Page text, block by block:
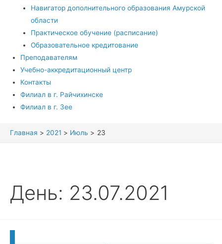
Навигатор дополнительного образования Амурской
области
Практическое обучение (расписание)
Образовательное кредитование
Преподавателям
Учебно-аккредитационный центр
Контакты
Филиал в г. Райчихинске
Филиал в г. Зее
Главная 2021 Июль 23
День: 23.07.2021